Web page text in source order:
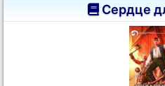
Сердце